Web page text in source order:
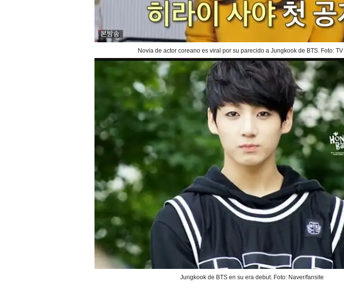
Novia de actor coreano es viral por su parecido a Jungkook de BTS. Foto:
Jungkook de BTS en su era debut. Foto: Naver/fansite